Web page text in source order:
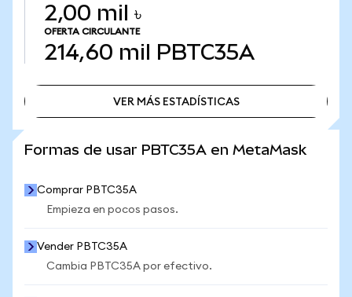
2,00 mil ৳
OFERTA CIRCULANTE
214,60 mil PBTC35A
VER MÁS ESTADÍSTICAS
Formas de usar PBTC35A en MetaMask
Comprar PBTC35A
Empieza en pocos pasos.
Vender PBTC35A
Cambia PBTC35A por efectivo.